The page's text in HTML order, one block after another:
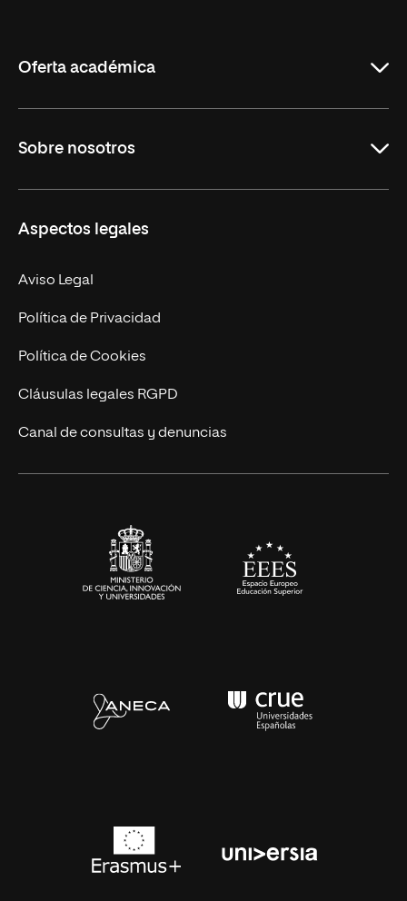
Oferta académica
Másteres Oficiales
Doctorados
Experto Universitario
Postgrados
Cursos Universitarios
Sobre nosotros
Facultades
Nuestro Equipo
Trabaja en UNIR
Actualidad
UNIR Revista
Eventos
Aspectos legales
Aviso Legal
Política de Privacidad
Política de Cookies
Cláusulas legales RGPD
Canal de consultas y denuncias